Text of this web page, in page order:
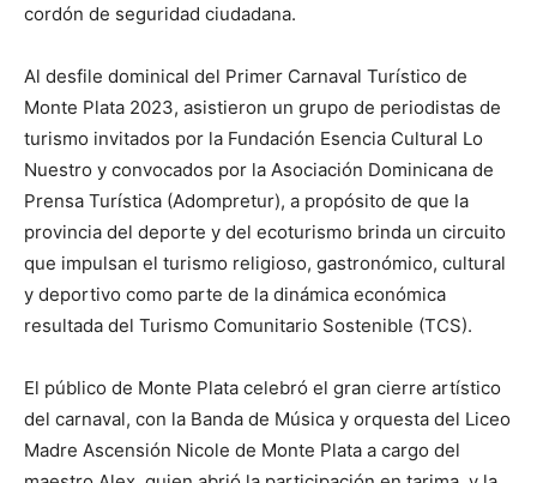
cordón de seguridad ciudadana.
Al desfile dominical del Primer Carnaval Turístico de
Monte Plata 2023, asistieron un grupo de periodistas de
turismo invitados por la Fundación Esencia Cultural Lo
Nuestro y convocados por la Asociación Dominicana de
Prensa Turística (Adompretur), a propósito de que la
provincia del deporte y del ecoturismo brinda un circuito
que impulsan el turismo religioso, gastronómico, cultural
y deportivo como parte de la dinámica económica
resultada del Turismo Comunitario Sostenible (TCS).
El público de Monte Plata celebró el gran cierre artístico
del carnaval, con la Banda de Música y orquesta del Liceo
Madre Ascensión Nicole de Monte Plata a cargo del